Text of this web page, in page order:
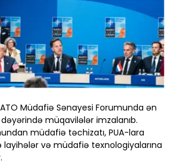
Müdafiə Sənayesi Forumunda ən
müqavilələr imzalanıb.
müdafiə təchizatı, PUA-lara
layihələr və müdafiə texnologiyalarına